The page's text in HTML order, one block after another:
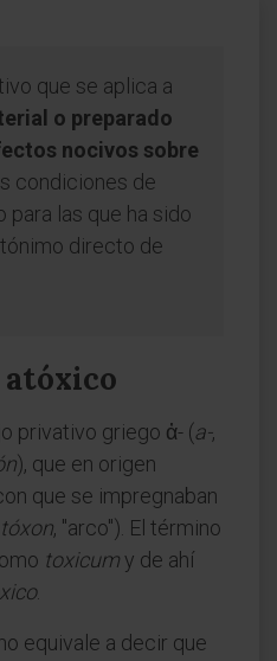
que se aplica a
o preparado
nocivos sobre
condiciones de
para las que ha sido
directo de
privativo griego ἀ- (a-,
), que en origen
que se impregnaban
tóxon, "arco"). El término
toxicumy de ahí
.
equivale a decir que